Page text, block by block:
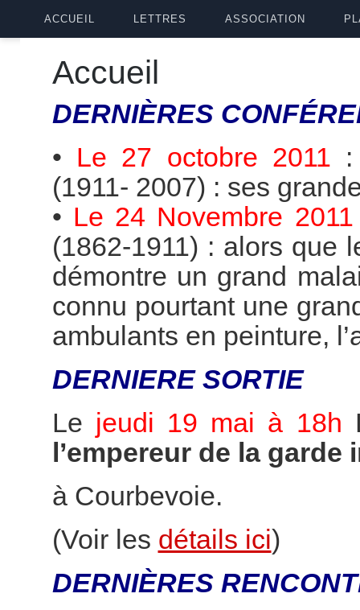
ACCUEIL LETTRES ASSOCIATION
Accueil
DERNIÈRES
• Le 27 octobre 2011
(1911- 2007) : ses
• Le 24 Novembre 2011
(1862-1911) : alors que
démontre un grand
connu pourtant une
ambulants en peinture,
DERNIERE SORTIE
Le jeudi 19 mai à 18h
l’empereur de la garde
à Courbevoie.
(Voir les détails ici)
DERNIÈRES